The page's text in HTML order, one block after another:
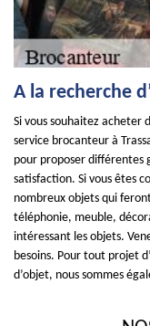
A la recherche
Si vous souhaitez acheter
service brocanteur à
pour proposer différentes
satisfaction. Si vous êtes
nombreux objets qui
téléphonie, meuble,
intéressant les objets.
besoins. Pour tout projet
d’objet, nous sommes